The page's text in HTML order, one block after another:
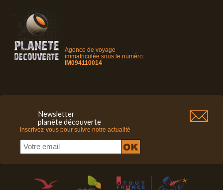
Agence de voyage
immatriculée sous le numéro:
IM094110014
Newsletter
planète découverte
Inscrivez-vous pour suivre notre actualité